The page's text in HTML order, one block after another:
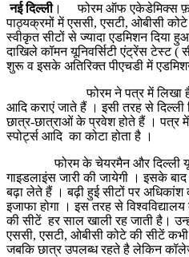
नई दिल्ली। फोरम ऑफ एकेडेमिक्स फ़ॉर
पाठ्यक्रमों में एससी, एसटी, ओबीसी
स्वीकृत सीटों से ज्यादा एडमिशन दिया
दाखिले कॉमन यूनिवर्सिटी एंट्रेंस टेस्ट
शुरू व इसके अतिरिक्त पीएचडी में
फोरम ने पत्र में लिखा है कि आपके
आदि कराएं जाते हैं । इसी तरह से दिल्ली
छात्र-छात्राओं के प्रवेश होते हैं । पत्र
स्पोर्ट्स आदि का कोटा होता है ।
फोरम के चेयरमैन और दिल्ली
गाइडलाइंस जारी की जायेगी । इसके
बढ़ा लेते हैं । बढ़ी हुई सीटों पर अधिकांश
इजाफा होगा । इस तरह से
की सीटें हर साल खाली रह जाती है।
एससी, एसटी, ओबीसी कोटे की सीटें
जबकि छात्र उपलब्ध रहते है लेकिन